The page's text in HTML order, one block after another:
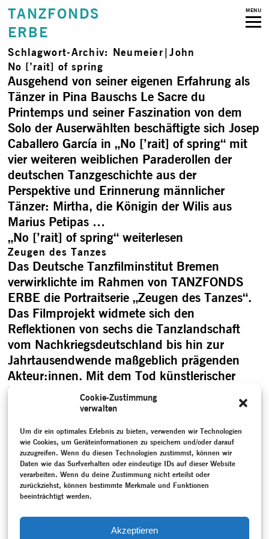
Cookie-Zustimmung
verwalten
Um dir ein optimales Erlebnis zu bieten, verwenden wir Technologien
wie Cookies, um Geräteinformationen zu speichern und/oder darauf
zuzugreifen. Wenn du diesen Technologien zustimmst, können wir
Daten wie das Surfverhalten oder eindeutige IDs auf dieser Website
verarbeiten. Wenn du deine Zustimmung nicht erteilst oder
zurückziehst, können bestimmte Merkmale und Funktionen
beeinträchtigt werden.
Akzeptieren
TANZFONDS
ERBE
MENU
Schlagwort-Archiv: Neumeier|John
No [’rait] of spring
Ausgehend von seiner eigenen Erfahrung als
Tänzer in Pina Bauschs Le Sacre du
Printemps und seiner Faszination von dem
Solo der Auserwählten beschäftigte sich Josep
Caballero García in „No [’rait] of spring“ mit
vier weiteren weiblichen Paraderollen der
deutschen Tanzgeschichte aus der
Perspektive und Erinnerung männlicher
Tänzer: Mirtha, die Königin der Wilis aus
Marius Petipas …
„No [’rait] of spring“weiterlesen
Zeugen des Tanzes
Das Deutsche Tanzfilminstitut Bremen
verwirklichte im Rahmen von TANZFONDS
ERBE die Portraitserie „Zeugen des Tanzes“.
Das Filmprojekt widmete sich den
Reflektionen von sechs die Tanzlandschaft
vom Nachkriegsdeutschland bis hin zur
Jahrtausendwende maßgeblich prägenden
Akteur:innen. Mit dem Tod künstlerischer
Zeitgenoss:innen geht immer auch ein
wichtiger Teil biografisch tanzgeschichtlicher
nachfolgenden Generation Repertoire-
Choreografien, …
„Zeugen des Tanzes“weiterlesen